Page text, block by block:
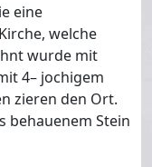
eine
welche
wurde mit
4– jochigem
zieren den Ort.
behauenem Stein